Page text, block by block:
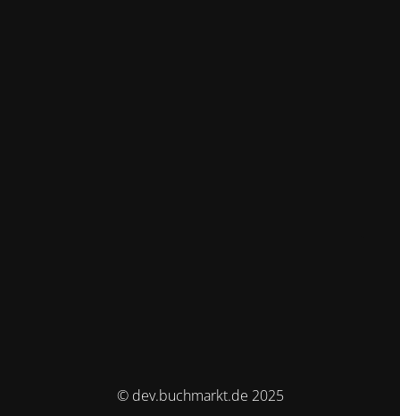
© dev.buchmarkt.de 2025